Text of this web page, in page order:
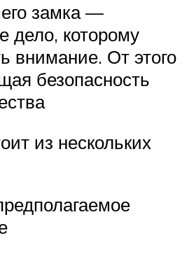
замка —
дело, которому
внимание. От этого
безопасность
из нескольких